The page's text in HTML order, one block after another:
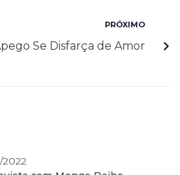
PRÓXIMO
Se Disfarça de Amor
2022